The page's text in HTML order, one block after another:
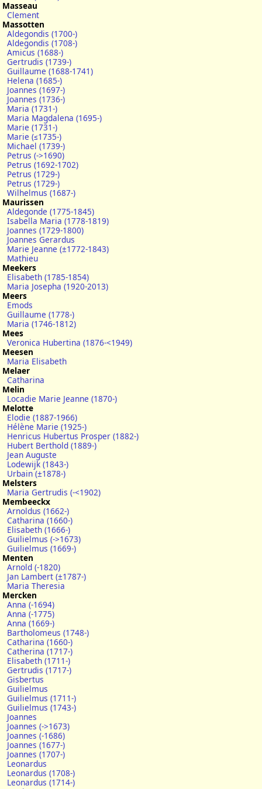
Masseau
Clement
Massotten
Aldegondis (1700-)
Aldegondis (1708-)
Amicus (1688-)
Gertrudis (1739-)
Guillaume (1688-1741)
Helena (1685-)
Joannes (1697-)
Joannes (1736-)
Maria (1731-)
Maria Magdalena (1695-)
Marie (1731-)
Marie (≤1735-)
Michael (1739-)
Petrus (->1690)
Petrus (1692-1702)
Petrus (1729-)
Petrus (1729-)
Wilhelmus (1687-)
Maurissen
Aldegonde (1775-1845)
Isabella Maria (1778-1819)
Joannes (1729-1800)
Joannes Gerardus
Marie Jeanne (±1772-1843)
Mathieu
Meekers
Elisabeth (1785-1854)
Maria Josepha (1920-2013)
Meers
Emods
Guillaume (1778-)
Maria (1746-1812)
Mees
Veronica Hubertina (1876-<1949)
Meesen
Maria Elisabeth
Melaer
Catharina
Melin
Locadie Marie Jeanne (1870-)
Melotte
Elodie (1887-1966)
Hélène Marie (1925-)
Henricus Hubertus Prosper (1882-)
Hubert Berthold (1889-)
Jean Auguste
Lodewijk (1843-)
Urbain (±1878-)
Melsters
Maria Gertrudis (-<1902)
Membeeckx
Arnoldus (1662-)
Catharina (1660-)
Elisabeth (1666-)
Guilielmus (->1673)
Guilielmus (1669-)
Menten
Arnold (-1820)
Jan Lambert (±1787-)
Maria Theresia
Mercken
Anna (-1694)
Anna (-1775)
Anna (1669-)
Bartholomeus (1748-)
Catharina (1660-)
Catherina (1717-)
Elisabeth (1711-)
Gertrudis (1717-)
Gisbertus
Guilielmus
Guilielmus (1711-)
Guilielmus (1743-)
Joannes
Joannes (->1673)
Joannes (-1686)
Joannes (1677-)
Joannes (1707-)
Leonardus
Leonardus (1708-)
Leonardus (1714-)